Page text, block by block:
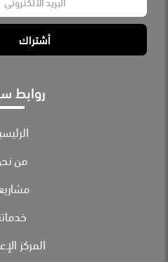
a
i
*
أشتراك
روابط
من
المركز